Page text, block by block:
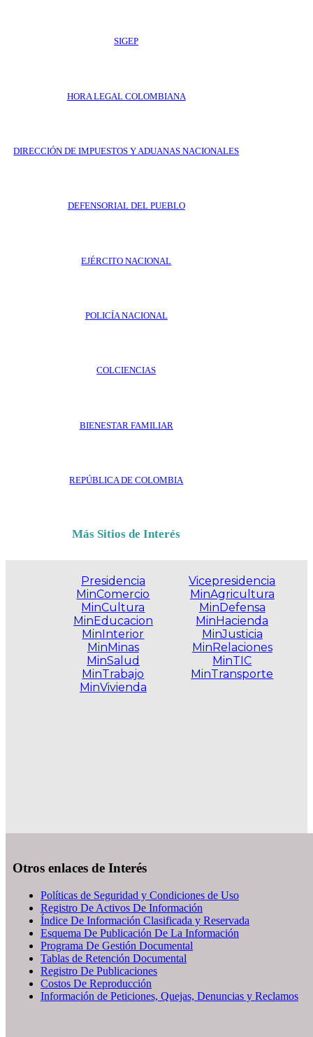
SIGEP
HORA LEGAL COLOMBIANA
DIRECCIÓN DE IMPUESTOS Y ADUANAS NACIONALES
DEFENSORIAL DEL PUEBLO
EJÉRCITO NACIONAL
POLICÍA NACIONAL
COLCIENCIAS
BIENESTAR FAMILIAR
REPÚBLICA DE COLOMBIA
Más Sitios de Interés
Presidencia
MinComercio
MinCultura
MinEducacion
MinInterior
MinMinas
MinSalud
MinTrabajo
MinVivienda
Vicepresidencia
MinAgricultura
MinDefensa
MinHacienda
MinJusticia
MinRelaciones
MinTIC
MinTransporte
Otros enlaces de Interés
Políticas de Seguridad y Condiciones de Uso
Registro De Activos De Información
Índice De Información Clasificada y Reservada
Esquema De Publicación De La Información
Programa De Gestión Documental
Tablas de Retención Documental
Registro De Publicaciones
Costos De Reproducción
Información de Peticiones, Quejas, Denuncias y Reclamos